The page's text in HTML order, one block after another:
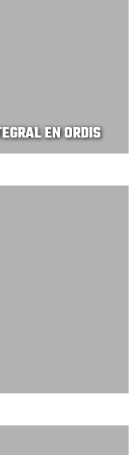
EN ORDIS